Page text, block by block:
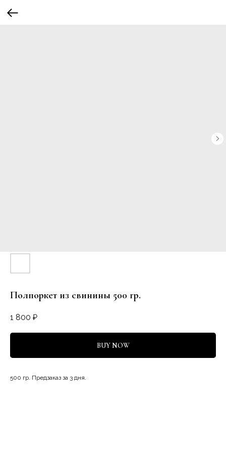
Полпоркет из свинины 500 гр.
1 800 ₽
BUY NOW
500 гр. Предзаказ за 3 дня.